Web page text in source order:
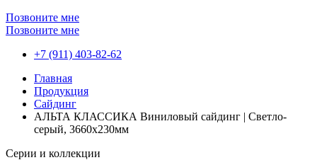
Позвоните мне
Позвоните мне
+7 (911) 403-82-62
Главная
Продукция
Сайдинг
АЛЬТА КЛАССИКА Виниловый сайдинг | Светло-
серый, 3660х230мм
Серии и коллекции